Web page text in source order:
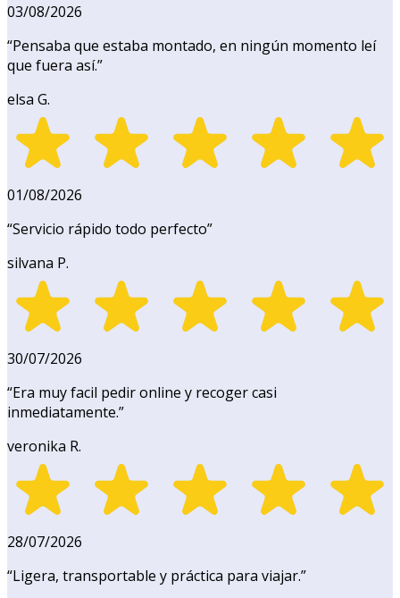
03/08/2026
“Pensaba que estaba montado, en ningún momento leí
que fuera así.”
elsa G.
01/08/2026
“Servicio rápido todo perfecto”
silvana P.
30/07/2026
“Era muy facil pedir online y recoger casi
inmediatamente.”
veronika R.
28/07/2026
“Ligera, transportable y práctica para viajar.”